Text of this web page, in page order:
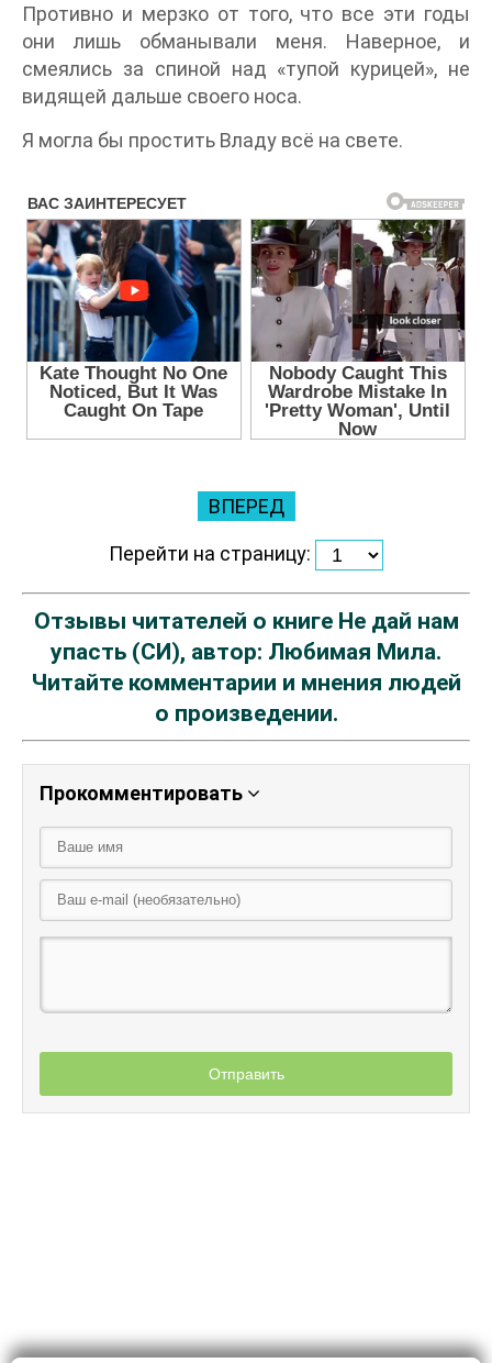
Противно и мерзко от того, что все эти годы
они лишь обманывали меня. Наверное, и
смеялись за спиной над «тупой курицей», не
видящей дальше своего носа.
Я могла бы простить Владу всё на свете.
ВПЕРЕД
Перейти на страницу:
Отзывы читателей о книге Не дай нам
упасть (СИ), автор: Любимая Мила.
Читайте комментарии и мнения людей
о произведении.
Прокомментировать
Отправить